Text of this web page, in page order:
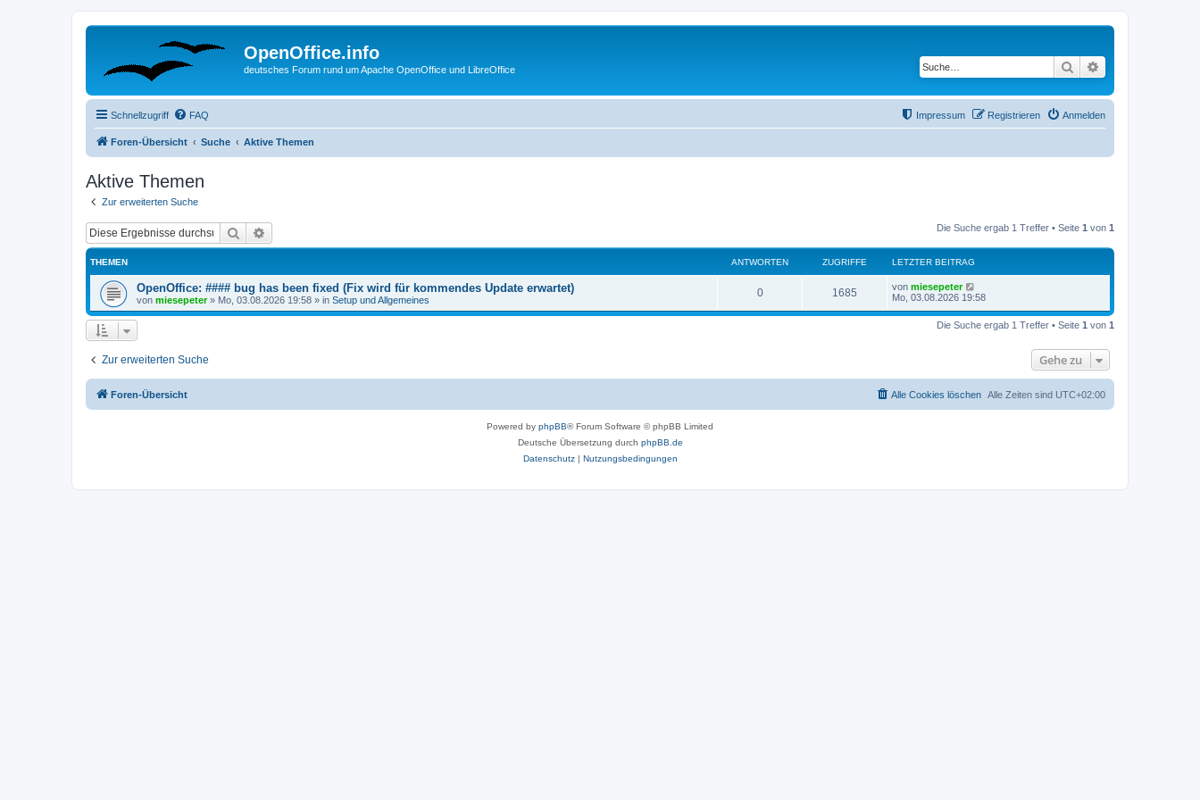
OpenOffice.info
deutsches Forum rund um Apache OpenOffice und LibreOffice Suche
Schnellzugriff FAQ Anmelden
Registrieren
Impressum
Foren-Übersicht Suche Aktive Themen
Aktive Themen
Zur erweiterten Suche
Suche Die Suche ergab 1 Treffer • Seite 1 von 1
THEMEN ANTWORTEN ZUGRIFFE LETZTER BEITRAG
OpenOffice: #### bug has been fixed (Fix wird für kommendes Update erwartet)
von miesepeter» Mo, 03.08.2026 19:58 » in Setup und Allgemeines
0 1685 von miesepeter
Mo, 03.08.2026 19:58
Die Suche ergab 1 Treffer • Seite 1 von 1
Zur erweiterten Suche Gehe zu
Foren-Übersicht Alle Zeiten sind UTC+02:00
Alle Cookies löschen
Powered by phpBB® Forum Software © phpBB Limited
Deutsche Übersetzung durch phpBB.de
Datenschutz| Nutzungsbedingungen